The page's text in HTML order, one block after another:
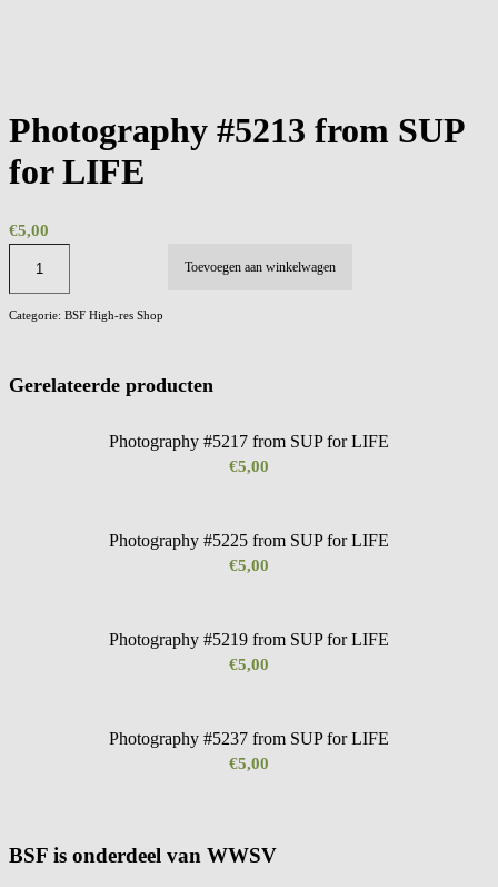
Photography #5213 from SUP
for LIFE
€5,00
Toevoegen aan winkelwagen
Categorie: BSF High-res Shop
Gerelateerde producten
Photography #5217 from SUP for LIFE
€5,00
Photography #5225 from SUP for LIFE
€5,00
Photography #5219 from SUP for LIFE
€5,00
Photography #5237 from SUP for LIFE
€5,00
BSF is onderdeel van WWSV